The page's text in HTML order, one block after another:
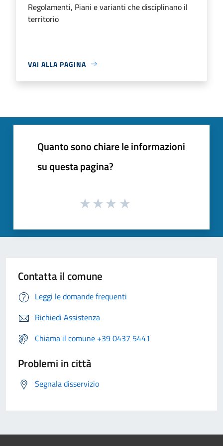
Regolamenti, Piani e varianti che disciplinano il
territorio
VAI ALLA PAGINA
Quanto sono chiare le informazioni
su questa pagina?
Contatta il comune
Leggi le domande frequenti
Richiedi Assistenza
Chiama il comune +39 0437 5441
Problemi in città
Segnala disservizio